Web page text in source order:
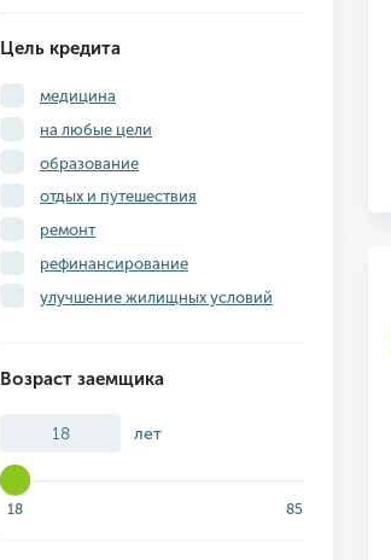
Цель кредита
медицина
на любые цели
образование
отдых и путешествия
ремонт
рефинансирование
улучшение жилищных условий
Возраст заемщика
лет
18 85